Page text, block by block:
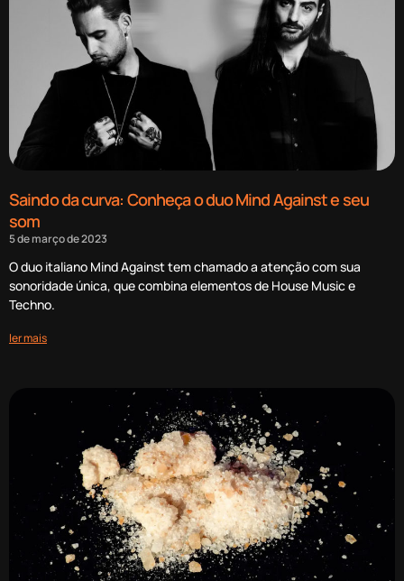
Saindo da curva: Conheça o duo Mind Against e seu
som
5 de março de 2023
O duo italiano Mind Against tem chamado a atenção com sua
sonoridade única, que combina elementos de House Music e
Techno.
ler mais